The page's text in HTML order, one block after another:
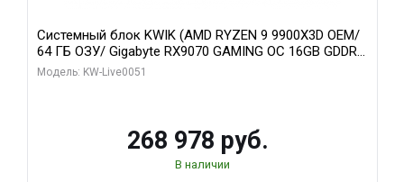
Системный блок KWIK (AMD RYZEN 9 9900X3D OEM/
64 ГБ ОЗУ/ Gigabyte RX9070 GAMING OC 16GB GDDR6
256bit 2xDP 2xH/ 960 ГБ SSD)
Модель: KW-Live0051
268 978 руб.
В наличии